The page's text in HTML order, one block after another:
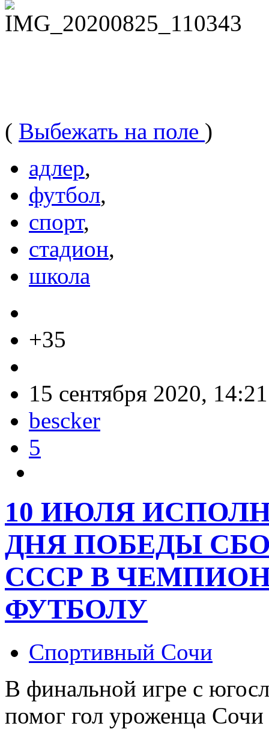
( Выбежать на поле )
адлер,
футбол,
спорт,
стадион,
школа
+35
15 сентября 2020, 14:21
bescker
5
10 ИЮЛЯ
ДНЯ ПОБЕДЫ
СССР В
ФУТБОЛУ
Спортивный Сочи
В финальной игре с
помог гол уроженца